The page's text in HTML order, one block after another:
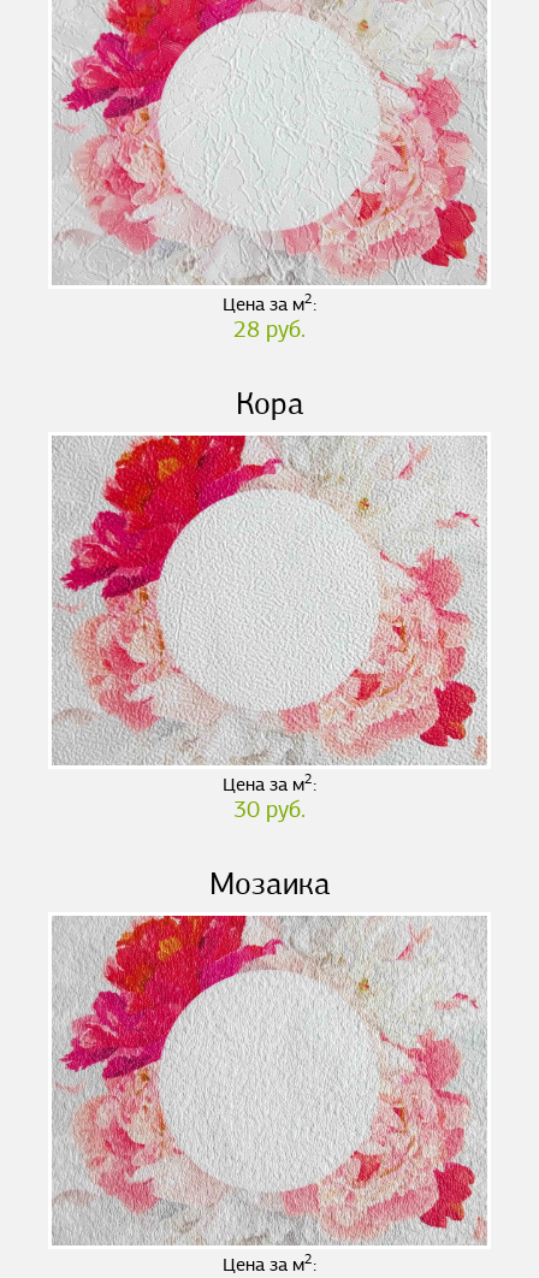
Цена за м2:
28 руб.
Кора
Цена за м2:
30 руб.
Мозаика
Цена за м2: